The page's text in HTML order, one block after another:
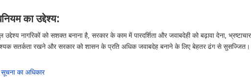
का उद्देश्य:
नागरिकों को सशक्त बनाना है, सरकार के काम में पारदर्शिता और जवाबदेही को बढ़ावा देना,
सतर्कता रखने और सरकार को शासन के प्रति अधिक जवाबदेह बनाने के लिए बेहतर ढंग से सुसज्जित।
सूचना का अधिकार